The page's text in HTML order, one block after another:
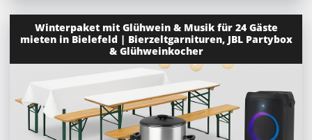
Winterpaket mit Glühwein & Musik für 24 Gäste
mieten in Bielefeld | Bierzeltgarnituren, JBL Partybox
& Glühweinkocher